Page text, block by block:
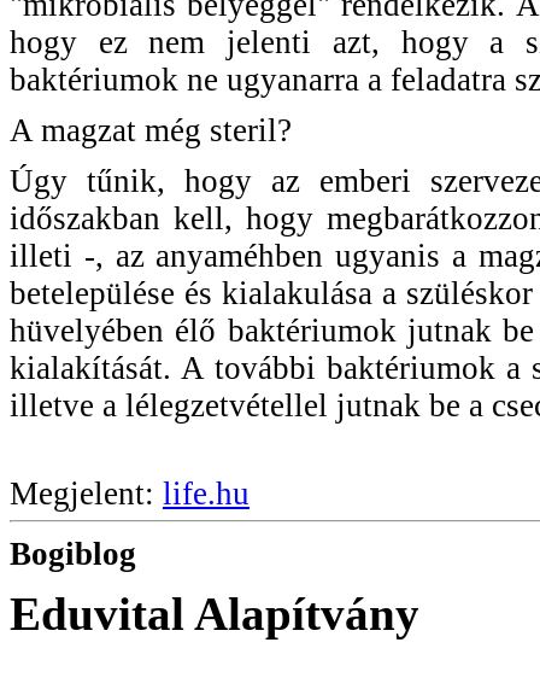
hogy ez nem jelenti azt, hogy a
baktériumok ne ugyanarra a feladatra
A magzat még steril?
Úgy tűnik, hogy az emberi
időszakban kell, hogy
illeti -, az anyaméhben ugyanis a
betelepülése és kialakulása a
hüvelyében élő baktériumok jutnak
kialakítását. A további baktériumok a
illetve a lélegzetvétellel jutnak be a
Megjelent: life.hu
Bogiblog
Eduvital Alapítvány